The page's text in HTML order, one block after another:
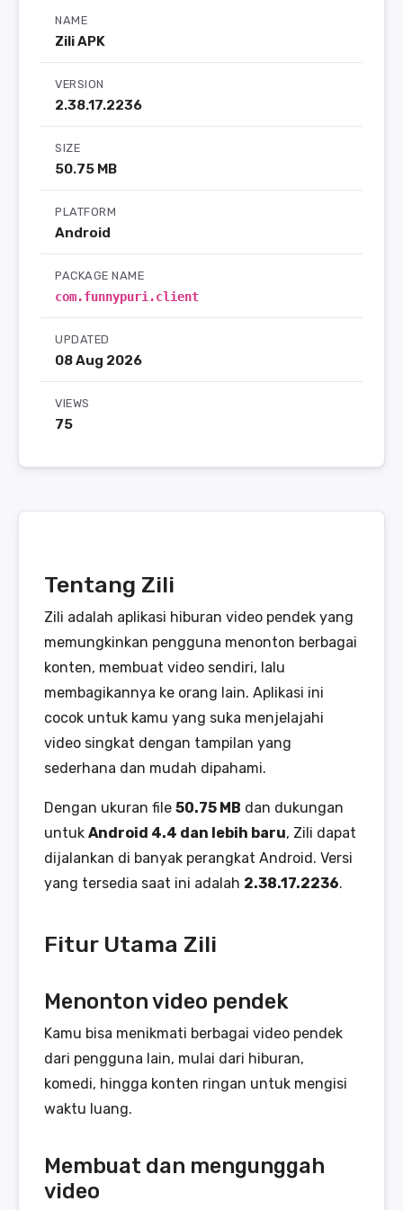
NAME
Zili APK
VERSION
2.38.17.2236
SIZE
50.75 MB
PLATFORM
Android
PACKAGE NAME
com.funnypuri.client
UPDATED
08 Aug 2026
VIEWS
75
Tentang Zili
Zili adalah aplikasi hiburan video pendek yang
memungkinkan pengguna menonton berbagai
konten, membuat video sendiri, lalu
membagikannya ke orang lain. Aplikasi ini
cocok untuk kamu yang suka menjelajahi
video singkat dengan tampilan yang
sederhana dan mudah dipahami.
Dengan ukuran file 50.75 MB dan dukungan
untuk Android 4.4 dan lebih baru, Zili dapat
dijalankan di banyak perangkat Android. Versi
yang tersedia saat ini adalah 2.38.17.2236.
Fitur Utama Zili
Menonton video pendek
Kamu bisa menikmati berbagai video pendek
dari pengguna lain, mulai dari hiburan,
komedi, hingga konten ringan untuk mengisi
waktu luang.
Membuat dan mengunggah
video